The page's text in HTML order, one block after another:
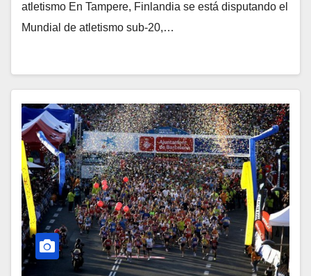
atletismo En Tampere, Finlandia se está disputando el
Mundial de atletismo sub-20,…